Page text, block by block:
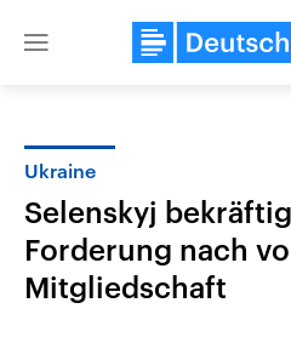
Close
Ukraine
Selenskyj
Forderung nach
Mitgliedschaft